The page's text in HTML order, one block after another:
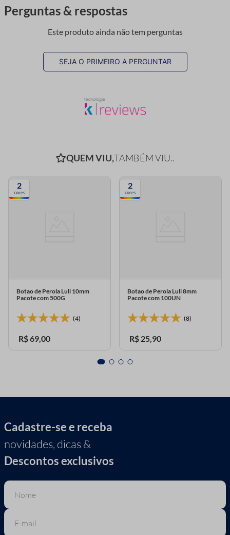
Perguntas & respostas
Este produto ainda não tem perguntas
SEJA O PRIMEIRO A PERGUNTAR
QUEM VIU,TAMBÉM VIU..
2
cores
Botao de Perola Luli 10mm
Pacote com 500G
(4)
R$69,00
2
cores
Botao de Perola Luli 8mm
Pacote com 100UN
(8)
R$ 25,90
Cadastre-se e receba
novidades, dicas &
Descontos exclusivos